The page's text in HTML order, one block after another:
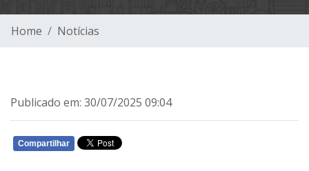
Home Notícias
Publicado em: 30/07/2025 09:04
Compartilhar